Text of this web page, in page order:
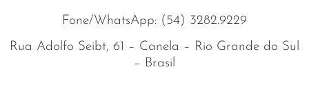
Fone/WhatsApp: (54) 3282.9229
Rua Adolfo Seibt, 61 – Canela – Rio Grande do Sul
– Brasil